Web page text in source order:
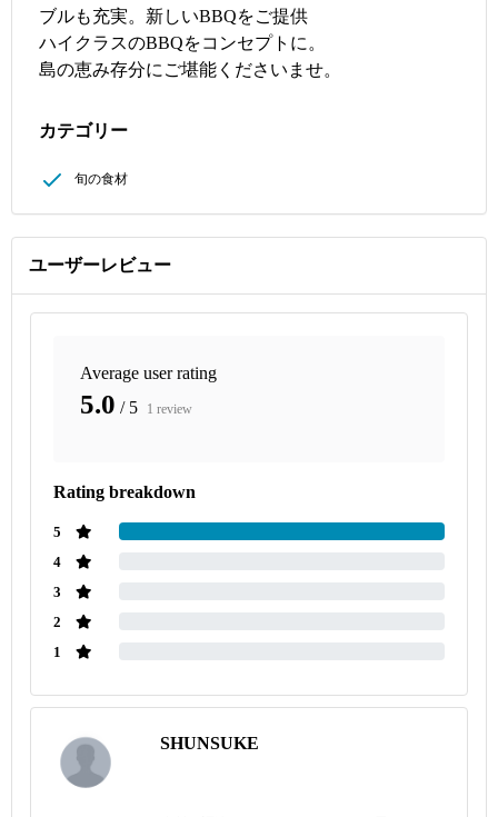
ブルも充実。新しいBBQをご提供
ハイクラスのBBQをコンセプトに。
島の恵み存分にご堪能くださいませ。
カテゴリー
旬の食材
ユーザーレビュー
Average user rating
5.0 / 5 1 review
Rating breakdown
5
4
3
2
1
SHUNSUKE